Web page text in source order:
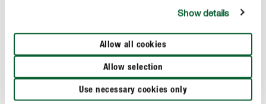
Show details
Allow all cookies
Allow selection
Use necessary cookies only
Knospenheide (Calluna vulgaris)
Statt mit Blüten begeistert die Knospenheide mit
farbenfrohen Knospen, die während des gesamten
Winters im Knospenstadium verbleiben. Der Vorteil: